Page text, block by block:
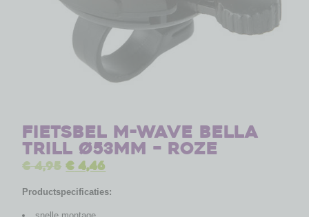
Fietsbel M-Wave Bella
Trill ø53mm – roze
€4,95 €4,46
Productspecificaties: